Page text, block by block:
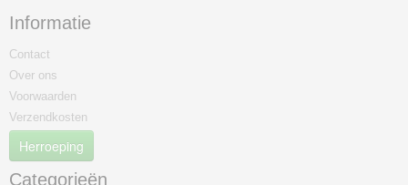
Informatie
Contact
Over ons
Voorwaarden
Verzendkosten
Herroeping
Categorieën